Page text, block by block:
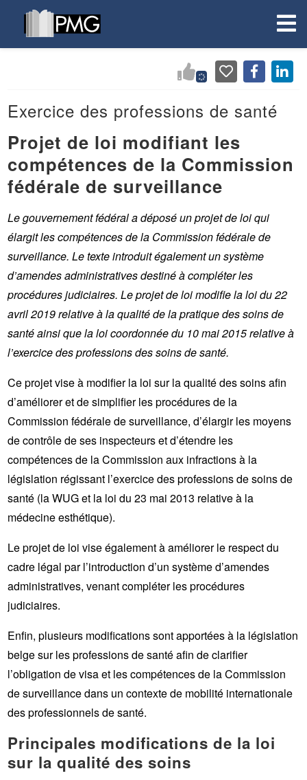
Exercice des professions de santé
Projet de loi modifiant les
compétences de la Commission
fédérale de surveillance
Le gouvernement fédéral a déposé un projet de loi qui
élargit les compétences de la Commission fédérale de
surveillance. Le texte introduit également un système
d’amendes administratives destiné à compléter les
procédures judiciaires. Le projet de loi modifie la loi du 22
avril 2019 relative à la qualité de la pratique des soins de
santé ainsi que la loi coordonnée du 10 mai 2015 relative à
l’exercice des professions des soins de santé.
Ce projet vise à modifier la loi sur la qualité des soins afin
d’améliorer et de simplifier les procédures de la
Commission fédérale de surveillance, d’élargir les moyens
de contrôle de ses inspecteurs et d’étendre les
compétences de la Commission aux infractions à la
législation régissant l’exercice des professions de soins de
santé (la WUG et la loi du 23 mai 2013 relative à la
médecine esthétique).
Le projet de loi vise également à améliorer le respect du
cadre légal par l’introduction d’un système d’amendes
administratives, venant compléter les procédures
judiciaires.
Enfin, plusieurs modifications sont apportées à la législation
belge sur les professions de santé afin de clarifier
l’obligation de visa et les compétences de la Commission
de surveillance dans un contexte de mobilité internationale
des professionnels de santé.
Principales modifications de la loi
sur la qualité des soins